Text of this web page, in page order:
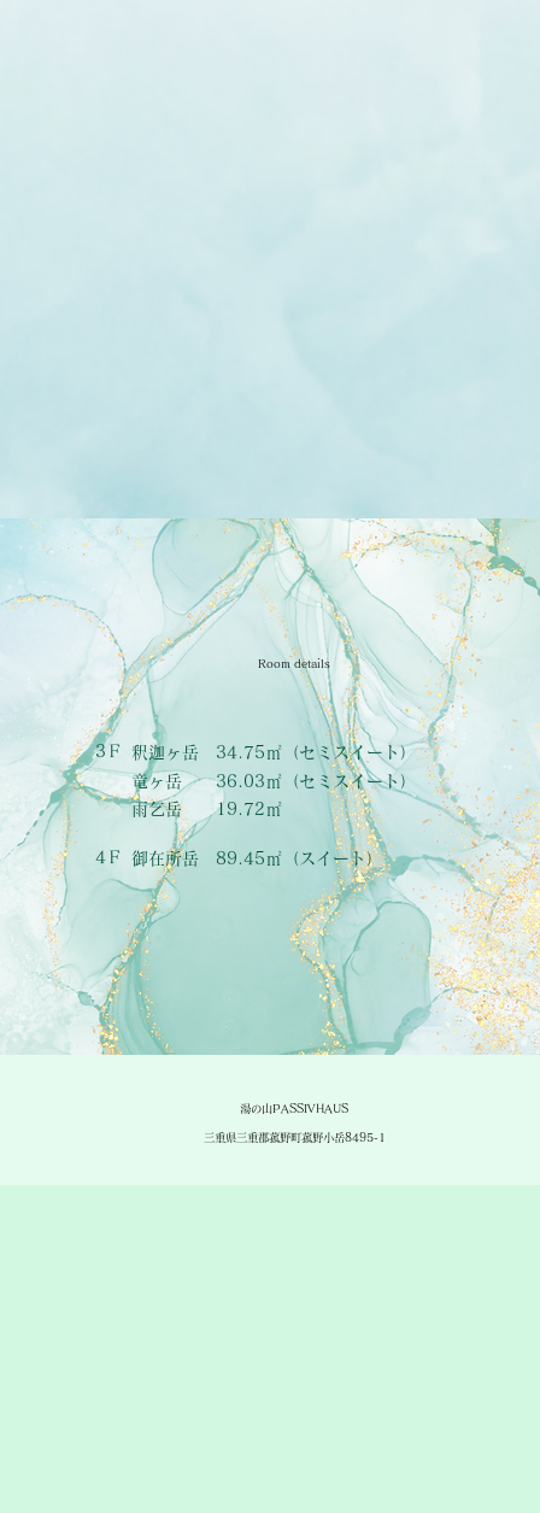
Room details
3Ｆ
釈迦ヶ岳 34.75㎡（セミスイート）
竜ヶ岳 36.03㎡（セミスイート）
雨乞岳 19.72㎡
4Ｆ 御在所岳 89.45㎡（スイート）
湯の山PASSIVHAUS
三重県三重郡菰野町菰野小岳8495-1